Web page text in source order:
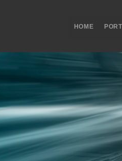
HOME